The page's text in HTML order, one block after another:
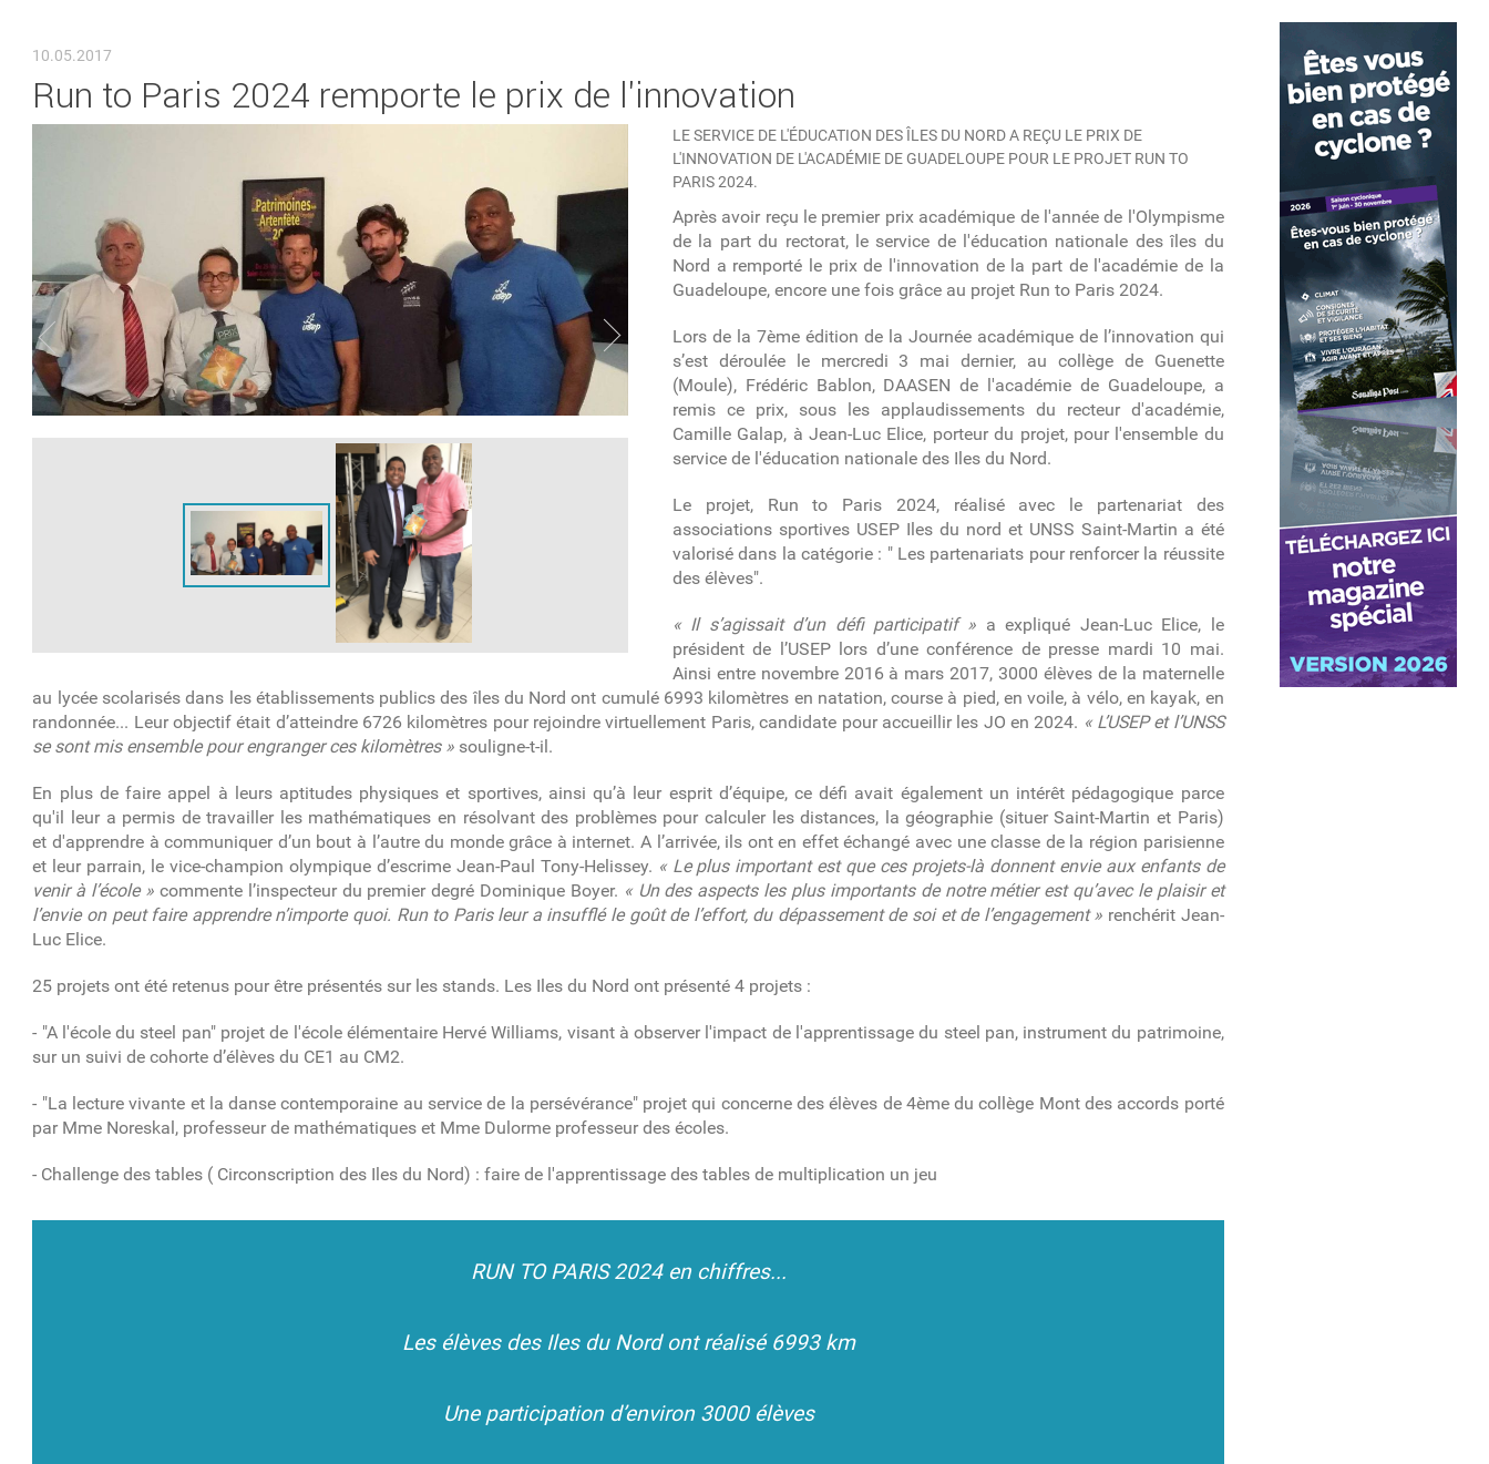
10.05.2017
Run to Paris 2024 remporte le prix de l'innovation
LE SERVICE DE L'ÉDUCATION DES ÎLES DU NORD A REÇU LE PRIX DE
L'INNOVATION DE L'ACADÉMIE DE GUADELOUPE POUR LE PROJET RUN TO
PARIS 2024.
Après avoir reçu le premier prix académique de l'année de l'Olympisme
de la part du rectorat, le service de l'éducation nationale des îles du
Nord a remporté le prix de l'innovation de la part de l'académie de la
Guadeloupe, encore une fois grâce au projet Run to Paris 2024.
Lors de la 7èmeédition de la Journée académique de l’innovation qui
s’est déroulée le mercredi 3 mai dernier, au collège de Guenette
(Moule), Frédéric Bablon, DAASEN de l'académie de Guadeloupe, a
remis ce prix, sous les applaudissements du recteur d'académie,
Camille Galap, à Jean-Luc Elice, porteur du projet, pour l'ensemble du
service de l'éducation nationale des Iles du Nord.
Le projet, Run to Paris 2024, réalisé avec le partenariat des
associations sportives USEP Iles du nord et UNSS Saint-Martin a été
valorisé dans la catégorie : " Les partenariats pour renforcer la réussite
des élèves".
« Il s’agissait d’un défi participatif » a expliqué Jean-Luc Elice, le
président de l’USEP lors d’une conférence de presse mardi 10 mai.
Ainsi entre novembre 2016 à mars 2017, 3000 élèves de la maternelle
au lycée scolarisés dans les établissements publics des îles du Nord ont cumulé 6993 kilomètres en natation, course à pied, en voile, à vélo, en kayak, en
randonnée... Leur objectif était d’atteindre 6726 kilomètres pour rejoindre virtuellement Paris, candidate pour accueillir les JO en 2024. « L’USEP et l’UNSS
se sont mis ensemble pour engranger ces kilomètres » souligne-t-il.
En plus de faire appel à leurs aptitudes physiques et sportives, ainsi qu’à leur esprit d’équipe, ce défi avait également un intérêt pédagogique parce
qu'il leur a permis de travailler les mathématiques en résolvant des problèmes pour calculer les distances, la géographie (situer Saint-Martin et Paris)
et d'apprendre à communiquer d’un bout à l’autre du monde grâce à internet. A l’arrivée, ils ont en effet échangé avec une classe de la région parisienne
et leur parrain, le vice-champion olympique d’escrime Jean-Paul Tony-Helissey. « Le plus important est que ces projets-là donnent envie aux enfants de
venir à l’école » commente l’inspecteur du premier degré Dominique Boyer. « Un des aspects les plus importants de notre métier est qu’avec le plaisir et
l’envie on peut faire apprendre n’importe quoi. Run to Paris leur a insufflé le goût de l’effort, du dépassement de soi et de l’engagement » renchérit Jean-
Luc Elice.
25 projets ont été retenus pour être présentés sur les stands. Les Iles du Nord ont présenté 4 projets :
- "A l'école du steel pan" projet de l'école élémentaire Hervé Williams, visant à observer l'impact de l'apprentissage du steel pan, instrument du patrimoine,
sur un suivi de cohorte d’élèves du CE1 au CM2.
- "La lecture vivante et la danse contemporaine au service de la persévérance" projet qui concerne des élèves de 4ème du collège Mont des accords porté
par Mme Noreskal, professeur de mathématiques et Mme Dulorme professeur des écoles.
- Challenge des tables ( Circonscription des Iles du Nord) : faire de l'apprentissage des tables de multiplication un jeu
RUN TO PARIS 2024 en chiffres...
Les élèves des Iles du Nord ont réalisé 6993 km
Une participation d’environ 3000 élèves